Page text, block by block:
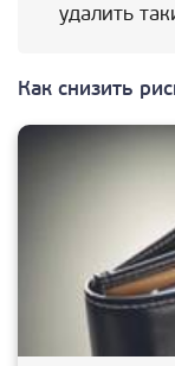
удалить
Как снизить